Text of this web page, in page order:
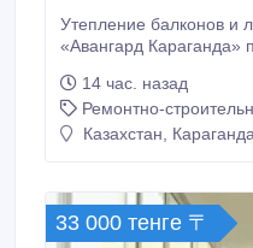
Утепление балконов и
«Авангард Караганда»
балкона под ключ или
позицию: пол, потолок, стена, перила. Балкон
утепляем пеноплексом, пол – пенопластом.
14 час. назад
Ремонтно-
Казахстан, Караганда
33 000 тенге 〒